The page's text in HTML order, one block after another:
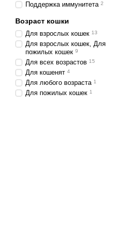
Поддержка иммунитета 2
Возраст кошки
Для взрослых кошек 13
Для взрослых кошек, Для
пожилых кошек 9
Для всех возрастов 15
Для кошенят 4
Для любого возраста 1
Для пожилых кошек 1